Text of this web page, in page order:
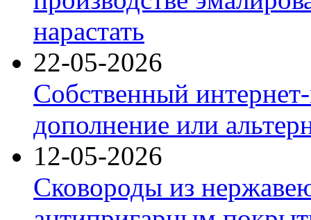
нарастать
22-05-2026
Собственный
дополнение или
12-05-2026
Сковороды из